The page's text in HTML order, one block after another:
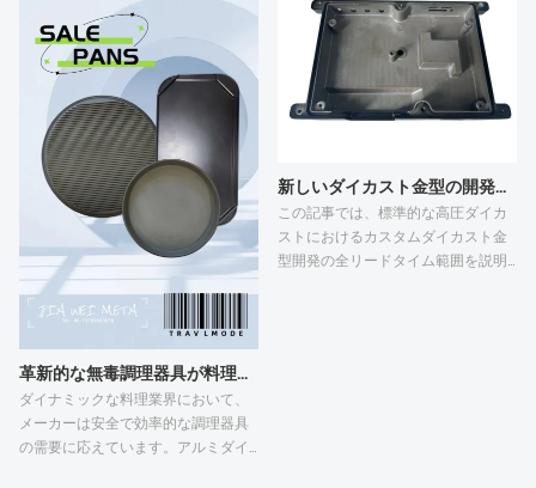
革新的な無毒調理器具が料理体験に革命をもたらす
ダイナミックな料理業界において、
メーカーは安全で効率的な調理器具
の需要に応えています。アルミダイ
新しいダイカスト金型の開発リードタイムはどれくらいですか？
この記事では、標準的な高圧ダイカ
ストにおけるカスタムダイカスト金
型開発の全リードタイム範囲を説明